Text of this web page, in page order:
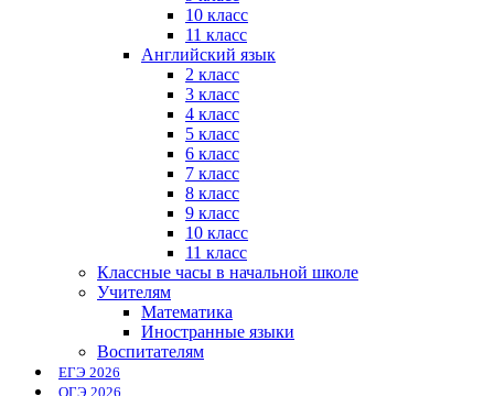
10 класс
11 класс
Английский язык
2 класс
3 класс
4 класс
5 класс
6 класс
7 класс
8 класс
9 класс
10 класс
11 класс
Классные часы в начальной школе
Учителям
Математика
Иностранные языки
Воспитателям
ЕГЭ 2026
ОГЭ 2026